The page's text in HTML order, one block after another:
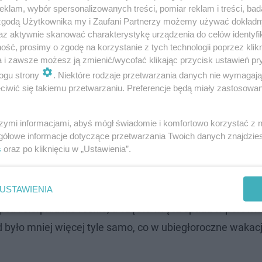
doszło we wrześniu, październiku i lutym.
z Warszawy, Wrocławia, Łodzi i Krakowa.
tylko w roku szkolnym, ale także w czasie wakacji.
i sierpniu nie rośnie, a często wręcz spada w
mniej więcej tyle samo, co w ubiegłoroczne
wybór spersonalizowanych treści, pomiar reklam i treści,
Użytkownika my i Zaufani Partnerzy możemy używać
aktywnie skanować charakterystykę urządzenia do celów
prosimy o zgodę na korzystanie z tych technologii poprzez
i zawsze możesz ją zmienić/wycofać klikając przycisk ustawień
strony
. Niektóre rodzaje przetwarzania danych nie
się takiemu przetwarzaniu. Preferencje będą miały
informacjami, abyś mógł świadomie i komfortowo korzystać z
informacje dotyczące przetwarzania Twoich danych
oraz po kliknięciu w „Ustawienia”.
USTAWIENIA